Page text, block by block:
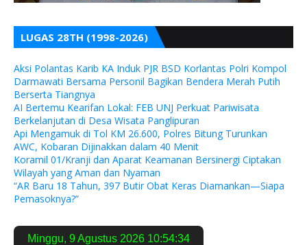
LUGAS 28TH (1998-2026)
Aksi Polantas Karib KA Induk PJR BSD Korlantas Polri Kompol
Darmawati Bersama Personil Bagikan Bendera Merah Putih
Berserta Tiangnya
AI Bertemu Kearifan Lokal: FEB UNJ Perkuat Pariwisata
Berkelanjutan di Desa Wisata Panglipuran
Api Mengamuk di Tol KM 26.600, Polres Bitung Turunkan
AWC, Kobaran Dijinakkan dalam 40 Menit
Koramil 01/Kranji dan Aparat Keamanan Bersinergi Ciptakan
Wilayah yang Aman dan Nyaman
“AR Baru 18 Tahun, 397 Butir Obat Keras Diamankan—Siapa
Pemasoknya?”
Minggu, 9 Agustus 2026 10:54:35